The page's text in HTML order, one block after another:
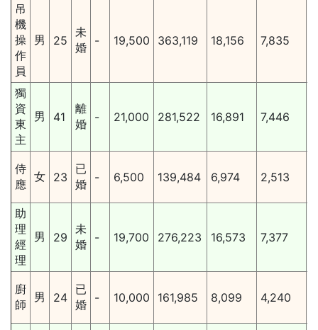
吊
機
操
作
員
男 25
未
婚
- 19,500 363,119 18,156 7,835
獨
資
東
主
男 41
離
婚
- 21,000 281,522 16,891 7,446
侍
應
女 23
已
婚
- 6,500 139,484 6,974 2,513
助
理
經
理
男 29
未
婚
- 19,700 276,223 16,573 7,377
廚
師
男 24
已
婚
- 10,000 161,985 8,099 4,240